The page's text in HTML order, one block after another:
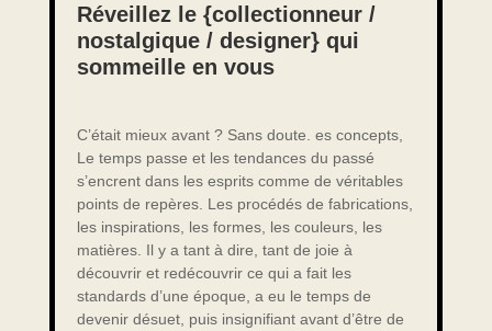
Réveillez le {collectionneur /
nostalgique / designer} qui
sommeille en vous
C’était mieux avant ? Sans doute. es concepts,
Le temps passe et les tendances du passé
s’encrent dans les esprits comme de véritables
points de repères. Les procédés de fabrications,
les inspirations, les formes, les couleurs, les
matières. Il y a tant à dire, tant de joie à
découvrir et redécouvrir ce qui a fait les
standards d’une époque, a eu le temps de
devenir désuet, puis insignifiant avant d’être de